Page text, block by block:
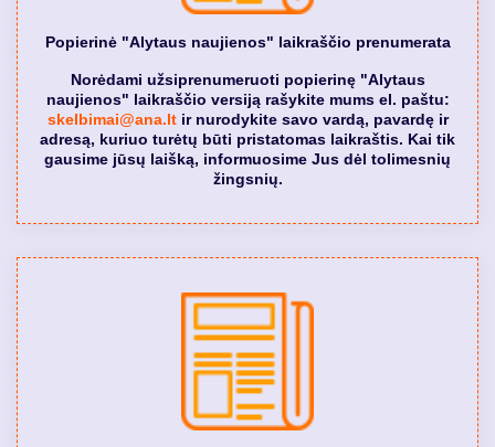
Popierinė "Alytaus naujienos" laikraščio prenumerata
Norėdami užsiprenumeruoti popierinę "Alytaus
naujienos" laikraščio versiją rašykite mums el. paštu:
skelbimai@ana.ltir nurodykite savo vardą, pavardę ir
adresą, kuriuo turėtų būti pristatomas laikraštis. Kai tik
gausime jūsų laišką, informuosime Jus dėl tolimesnių
žingsnių.